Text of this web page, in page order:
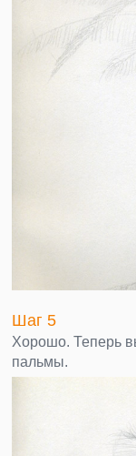
Шаг 5
Хорошо. Теперь
пальмы.